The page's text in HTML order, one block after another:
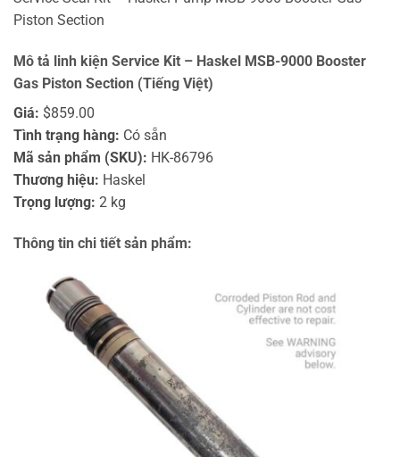
Piston Section
Mô tả linh kiện Service Kit – Haskel MSB-9000 Booster
Gas Piston Section (Tiếng Việt)
Giá: $859.00
Tình trạng hàng: Có sẵn
Mã sản phẩm (SKU): HK-86796
Thương hiệu: Haskel
Trọng lượng: 2 kg
Thông tin chi tiết sản phẩm: